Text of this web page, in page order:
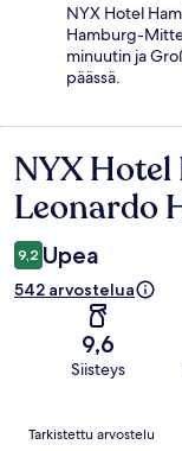
NYX Hotel
Hamburg-
minuutin ja
päässä.
Arvostelut
NYX
Leonardo
9,2 Upea
542 arvostelua
9,6
Siisteys
Arvostelut
Tarkistettu arvostelu